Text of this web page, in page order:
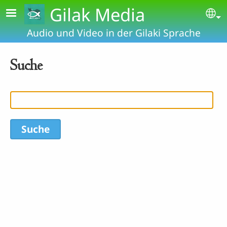
Skip to main contentGilak Media
Audio und Video in der Gilaki Sprache
Suche